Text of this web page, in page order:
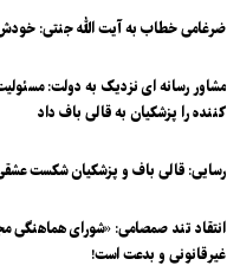
ضرغامی خطاب به آیت الله جنتی:
مشاور رسانه ای نزدیک به دولت:
کننده را پزشکیان به قالی باف داد
رسایی: قالی باف و پزشکیان شکست
انتقاد تند صمصامی: «شورای هماهنگی
غیرقانونی و بدعت است!